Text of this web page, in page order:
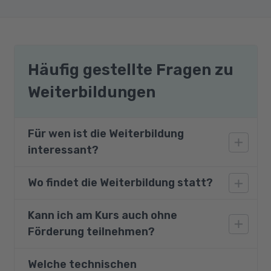
Häufig gestellte Fragen zu
Weiterbildungen
Für wen ist die Weiterbildung
interessant?
Unser Programm ist sowohl für Menschen mit
Programmiererfahrungen als auch für
Teilnehmer aus völlig Technologie-fremden
Kurses werden weder schulische noch
Wo findet die Weiterbildung statt?
Die Teilnahme ist an einem unserer
Partnerstandorte oder - bei Zustimmung des
möglich.
Kann ich am Kurs auch ohne
Förderung teilnehmen?
Sie interessieren sich für den Kurs, haben
Welche technischen